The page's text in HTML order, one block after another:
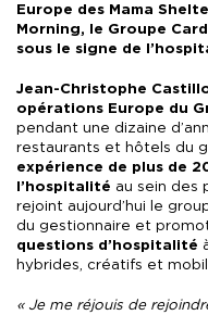
Europe des Mama
Morning, le Groupe
sous le signe de
Jean-Christophe
opérations Europe du
pendant une dizaine
restaurants et hôtels du
expérience de plus de
l’hospitalité au sein des
rejoint aujourd’hui le
du gestionnaire et
questions d’hospitalité
hybrides, créatifs et
« Je me réjouis de